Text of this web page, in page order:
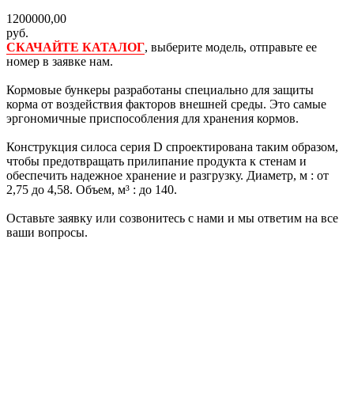
1200000,00
руб.
СКАЧАЙТЕ КАТАЛОГ, выберите модель, отправьте ее
номер в заявке нам.
Кормовые бункеры разработаны специально для защиты
корма от воздействия факторов внешней среды. Это самые
эргономичные приспособления для хранения кормов.
Конструкция силоса серия D спроектирована таким образом,
чтобы предотвращать прилипание продукта к стенам и
обеспечить надежное хранение и разгрузку. Диаметр, м : от
2,75 до 4,58. Объем, м³ : до 140.
Оставьте заявку или созвонитесь с нами и мы ответим на все
ваши вопросы.